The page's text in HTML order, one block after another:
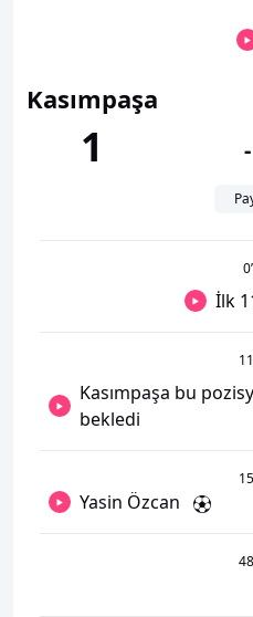
Kasımpaşa
1 -
0’
İlk
11
Kasımpaşa bu
bekledi
15
Yasin Özcan
48